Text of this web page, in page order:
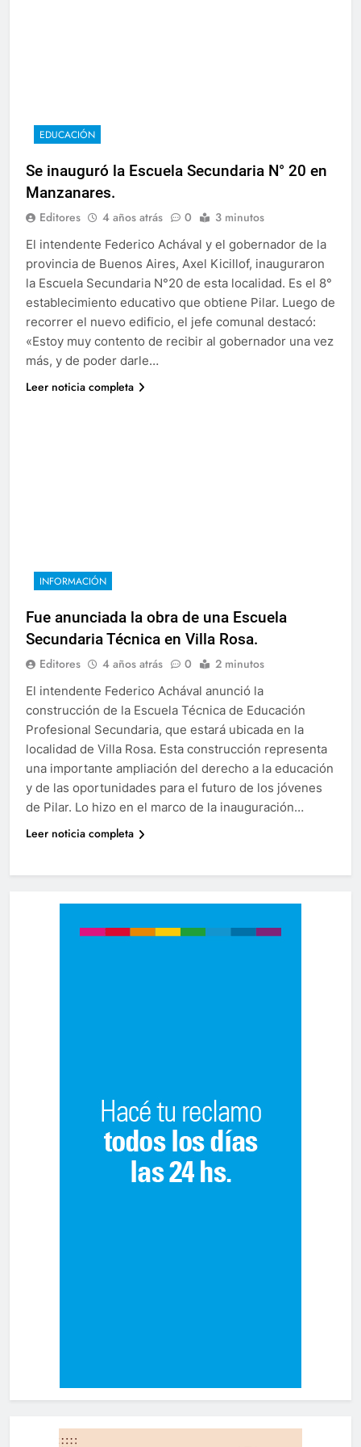
EDUCACIÓN
Se inauguró la Escuela Secundaria N° 20 en
Manzanares.
Editores 4 años atrás 0 3 minutos
El intendente Federico Achával y el gobernador de la
provincia de Buenos Aires, Axel Kicillof, inauguraron
la Escuela Secundaria N°20 de esta localidad. Es el 8°
establecimiento educativo que obtiene Pilar. Luego de
recorrer el nuevo edificio, el jefe comunal destacó:
«Estoy muy contento de recibir al gobernador una vez
más, y de poder darle…
Leer noticia completa
INFORMACIÓN
Fue anunciada la obra de una Escuela
Secundaria Técnica en Villa Rosa.
Editores 4 años atrás 0 2 minutos
El intendente Federico Achával anunció la
construcción de la Escuela Técnica de Educación
Profesional Secundaria, que estará ubicada en la
localidad de Villa Rosa. Esta construcción representa
una importante ampliación del derecho a la educación
y de las oportunidades para el futuro de los jóvenes
de Pilar. Lo hizo en el marco de la inauguración…
Leer noticia completa